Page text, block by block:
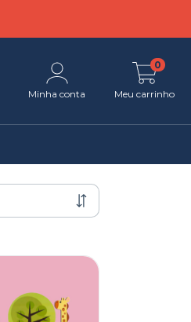
Minha conta Meu carrinho
0